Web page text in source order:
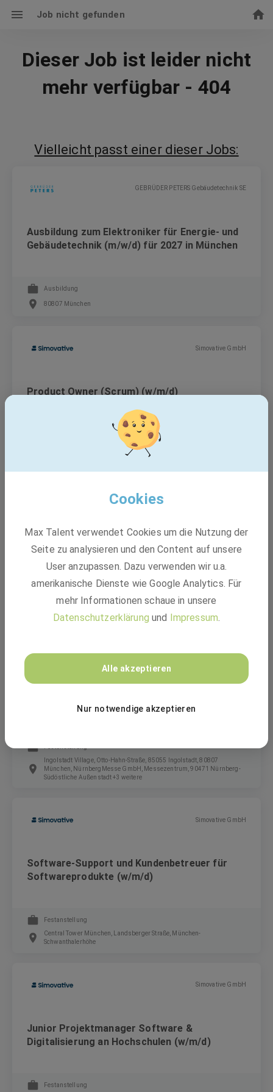
Job nicht gefunden
Dieser Job ist leider nicht
mehr verfügbar - 404
Vielleicht passt einer dieser Jobs:
GEBRÜDER PETERS Gebäudetechnik SE
Ausbildung zum Elektroniker für Energie- und
Gebäudetechnik (m/w/d) für 2027 in München
Ausbildung
80807 München
Simovative GmbH
Product Owner (Scrum) (w/m/d)
Central Tower München, Landsberger Straße, München-
Schnoor Industrieelektronik GmbH & Co. KG
Messtechniker für Objektfunkanlagen (w/m/d)
Festanstellung
Zorneding
Ingolstadt Village, Otto-Hahn-Straße, 85055 Ingolstadt, 80807
München, NürnbergMesse GmbH, Messezentrum, 90471 Nürnberg-
Südöstliche Außenstadt +3 weitere
Simovative GmbH
Software-Support und Kundenbetreuer für
Softwareprodukte (w/m/d)
Festanstellung
Central Tower München, Landsberger Straße, München-
Schwanthalerhöhe
Simovative GmbH
Junior Projektmanager Software &
Digitalisierung an Hochschulen (w/m/d)
Festanstellung
Cookies
Max Talent verwendet Cookies um die Nutzung der
Seite zu analysieren und den Content auf unsere
User anzupassen. Dazu verwenden wir u.a.
amerikanische Dienste wie Google Analytics. Für
mehr Informationen schaue in unsere
Datenschutzerklärung und Impressum.
Alle akzeptieren
Nur notwendige akzeptieren